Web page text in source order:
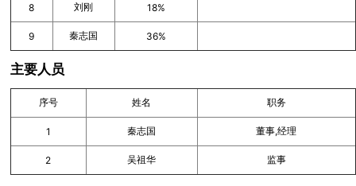
8 刘刚 18%
9 秦志国 36%
主要人员
序号 姓名 职务
1 秦志国 董事,经理
2 吴祖华 监事